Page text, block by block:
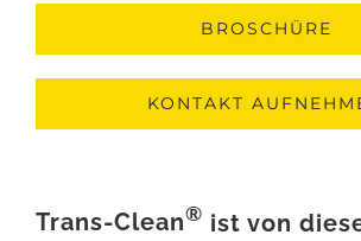
BROSCHÜRE
KONTAKT
Trans-Clean® ist von